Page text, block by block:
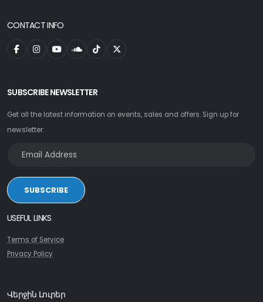
CONTACT INFO
SUBSCRIBE NEWSLETTER
Get all the latest information on events, sales and offers. Sign up for
newsletter:
SUBSCRIBE
USEFUL LINKS
Terms of Service
Privacy Policy
Վերջին Լուրեր